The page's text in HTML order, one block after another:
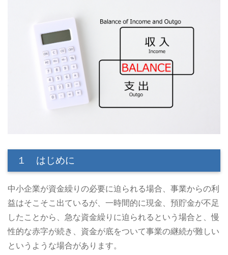
１ はじめに
中小企業が資金繰りの必要に迫られる場合、事業からの利
益はそこそこ出ているが、一時間的に現金、預貯金が不足
したことから、急な資金繰りに迫られるという場合と、慢
性的な赤字が続き、資金が底をついて事業の継続が難しい
というような場合があります。